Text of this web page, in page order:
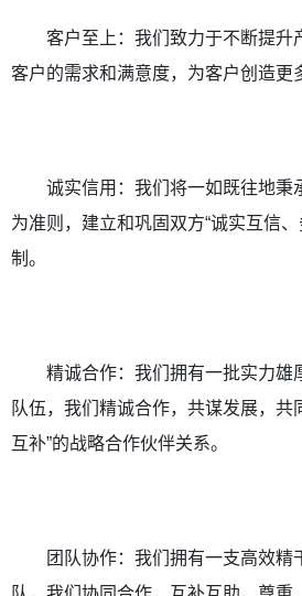
客户至上：我们致力于不断提升
客户的需求和满意度，为客户创造更
诚实信用：我们将一如既往地秉
为准则，建立和巩固双方“诚实互信
制。
精诚合作：我们拥有一批实力雄
队伍，我们精诚合作，共谋发展，共
互补”的战略合作伙伴关系。
团队协作：我们拥有一支高效精